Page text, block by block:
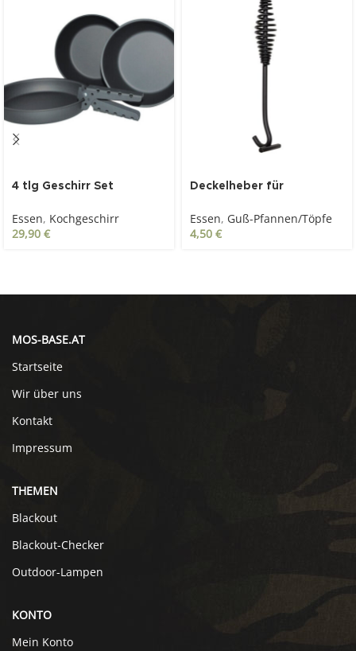
4 tlg Geschirr Set
Essen, Kochgeschirr
29,90 €
Deckelheber für
Oven
Essen, Guß-Pfannen/Töpfe
4,50 €
MOS-BASE.AT
Startseite
Wir über uns
Kontakt
Impressum
THEMEN
Blackout
Blackout-Checker
Outdoor-Lampen
KONTO
Mein Konto